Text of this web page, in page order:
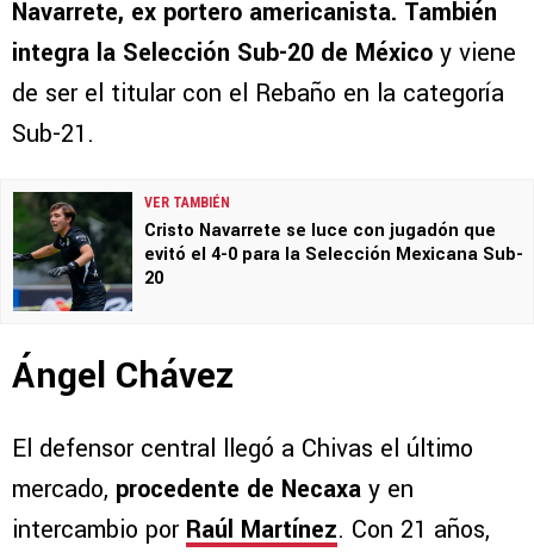
Navarrete, ex portero americanista. También
integra la Selección Sub-20 de México y viene
de ser el titular con el Rebaño en la categoría
Sub-21.
VER TAMBIÉN
Cristo Navarrete se luce con jugadón que
evitó el 4-0 para la Selección Mexicana Sub-
20
Ángel Chávez
El defensor central llegó a Chivas el último
mercado, procedente de Necaxa y en
intercambio por Raúl Martínez. Con 21 años,